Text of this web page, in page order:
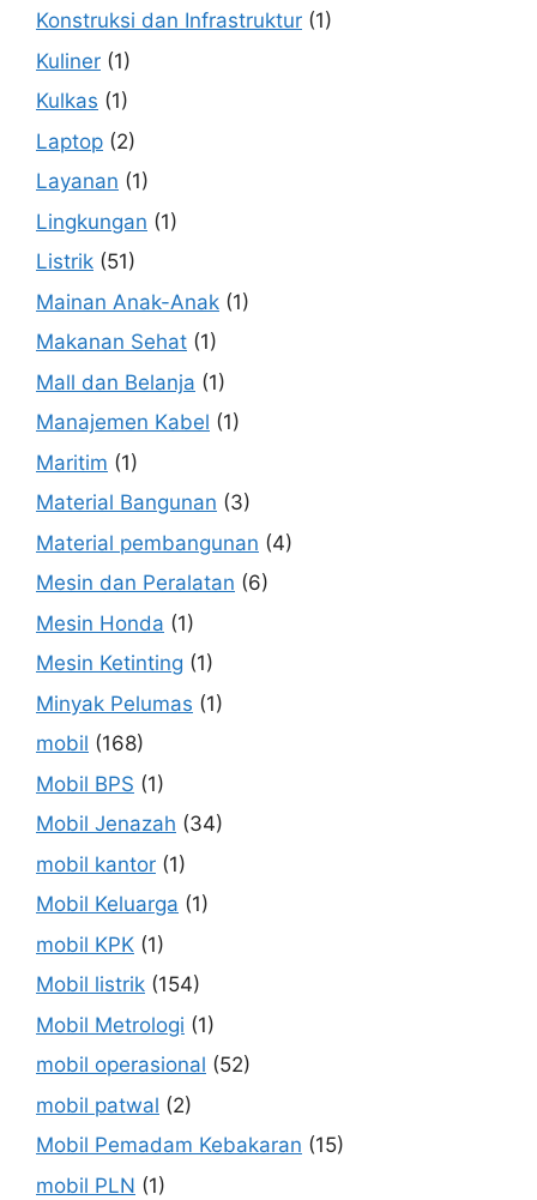
Konstruksi dan Infrastruktur (1)
Kuliner (1)
Kulkas (1)
Laptop (2)
Layanan (1)
Lingkungan (1)
Listrik (51)
Mainan Anak-Anak (1)
Makanan Sehat (1)
Mall dan Belanja (1)
Manajemen Kabel (1)
Maritim (1)
Material Bangunan (3)
Material pembangunan (4)
Mesin dan Peralatan (6)
Mesin Honda (1)
Mesin Ketinting (1)
Minyak Pelumas (1)
mobil (168)
Mobil BPS (1)
Mobil Jenazah (34)
mobil kantor (1)
Mobil Keluarga (1)
mobil KPK (1)
Mobil listrik (154)
Mobil Metrologi (1)
mobil operasional (52)
mobil patwal (2)
Mobil Pemadam Kebakaran (15)
mobil PLN (1)